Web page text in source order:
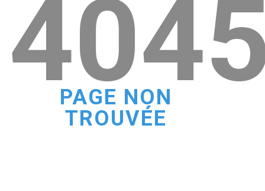
PAGE NON
TROUVÉE